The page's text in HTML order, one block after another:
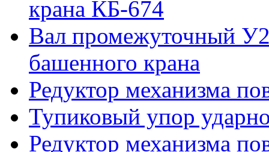
крана КБ-674
Вал промежуточный
башенного крана
Редуктор механизма
Тупиковый упор
Редуктор механизма